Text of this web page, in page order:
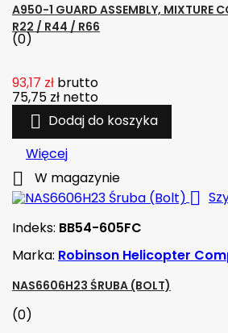
A950-1 GUARD ASSEMBLY, MIXTURE
R22 / R44 / R66
(0)
93,17 zł brutto
75,75 zł netto
 Dodaj do koszyka
Więcej
 W magazynie

Indeks: BB54-605FC
Marka: Robinson Helicopter
NAS6606H23 ŚRUBA (BOLT)
(0)